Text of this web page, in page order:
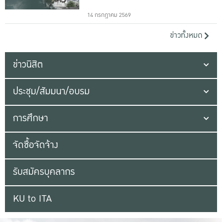
14 กรกฎาคม 2569
ข่าวทั้งหมด
ข่าวนิสิต
ประชุม/สัมมนา/อบรม
การศึกษา
จัดซื้อจัดจ้าง
รับสมัครบุคลากร
KU to ITA